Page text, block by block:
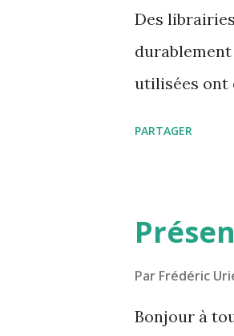
Des
utilisées ont
PARTAGER
Par Frédéric
Bonjour à